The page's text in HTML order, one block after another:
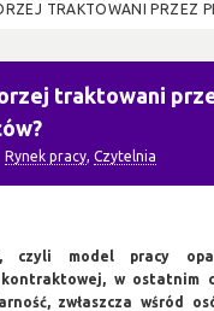
TRAKTOWANI PRZEZ
traktowani
Rynek pracy,Czytelnia
czyli model pracy
w ostatnim
zwłaszcza wśród